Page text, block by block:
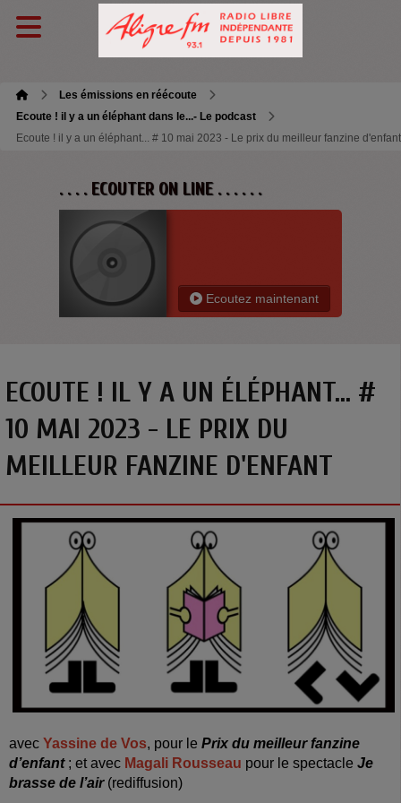
Les émissions en réécoute
Ecoute ! il y a un éléphant dans le...- Le podcast
Ecoute ! il y a un éléphant... # 10 mai 2023 - Le prix du meilleur fanzine d'enfant
. . . . ECOUTER ON LINE . . . . . .
Ecoutez maintenant
ECOUTE ! IL Y A UN ÉLÉPHANT... #
10 MAI 2023 - LE PRIX DU
MEILLEUR FANZINE D'ENFANT
avec Yassine de Vos, pour le Prix du meilleur fanzine
d’enfant ; et avec Magali Rousseau pour le spectacle Je
brasse de l’air(rediffusion)